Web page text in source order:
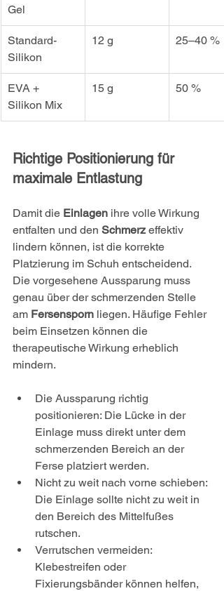
Gel
Standard-
Silikon
12 g 25–40 %
EVA +
Silikon Mix
15 g 50 %
Richtige Positionierung für
maximale Entlastung
Damit die Einlagen ihre volle Wirkung
entfalten und den Schmerz effektiv
lindern können, ist die korrekte
Platzierung im Schuh entscheidend.
Die vorgesehene Aussparung muss
genau über der schmerzenden Stelle
am Fersensporn liegen. Häufige Fehler
beim Einsetzen können die
therapeutische Wirkung erheblich
mindern.
Die Aussparung richtig
positionieren: Die Lücke in der
Einlage muss direkt unter dem
schmerzenden Bereich an der
Ferse platziert werden.
Nicht zu weit nach vorne schieben:
Die Einlage sollte nicht zu weit in
den Bereich des Mittelfußes
rutschen.
Verrutschen vermeiden:
Klebestreifen oder
Fixierungsbänder können helfen,